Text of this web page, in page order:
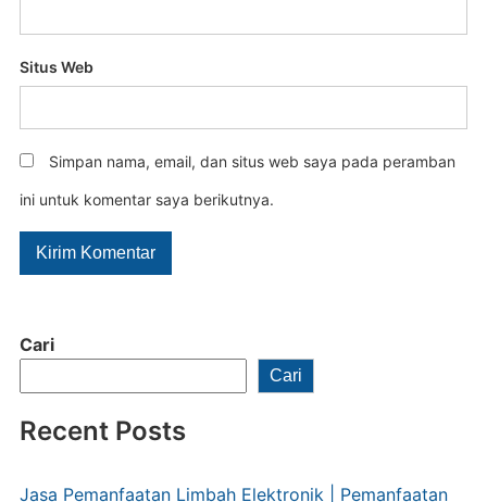
Cari
Cari
Recent Posts
Jasa Pemanfaatan Limbah Elektronik | Pemanfaatan
Situs Web
Simpan nama, email, dan situs web saya pada peramban
ini untuk komentar saya berikutnya.